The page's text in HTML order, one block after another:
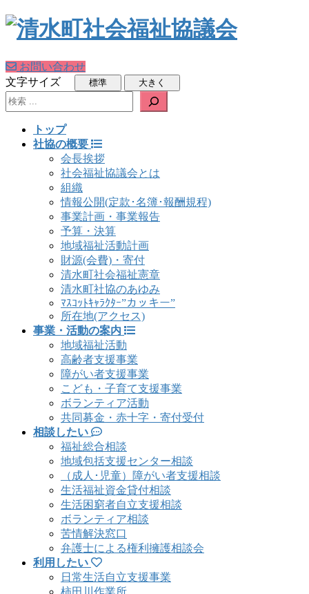
お問い合わせ
文字サイズ
検索
トップ
社協の概要
会長挨拶
社会福祉協議会とは
組織
情報公開(定款･名簿･報酬規程)
事業計画・事業報告
予算・決算
地域福祉活動計画
財源(会費)・寄付
清水町社会福祉憲章
清水町社協のあゆみ
ﾏｽｺｯﾄｷｬﾗｸﾀｰ”カッキー”
所在地(アクセス)
事業・活動の案内
地域福祉活動
高齢者支援事業
障がい者支援事業
こども・子育て支援事業
ボランティア活動
共同募金・赤十字・寄付受付
相談したい
福祉総合相談
地域包括支援センター相談
（成人･児童）障がい者支援相談
生活福祉資金貸付相談
生活困窮者自立支援相談
ボランティア相談
苦情解決窓口
弁護士による権利擁護相談会
利用したい
日常生活自立支援事業
柿田川作業所